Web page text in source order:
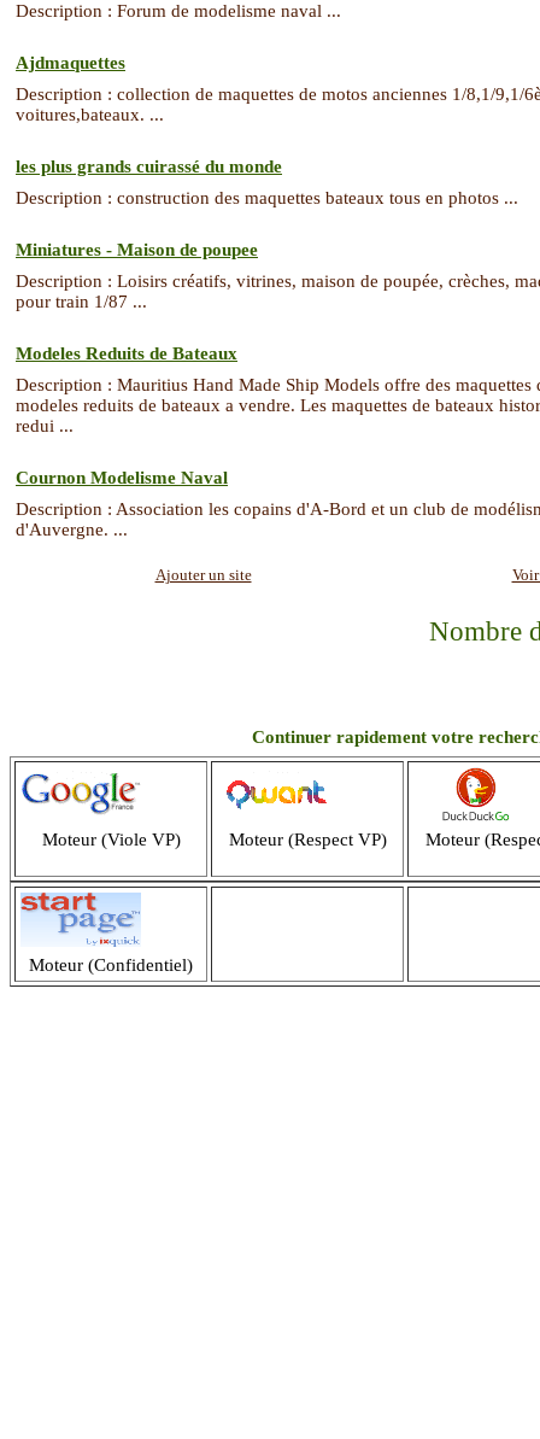
Description : Forum de modelisme naval ...
Ajdmaquettes
Description : collection de maquettes de motos anciennes 1/8,1/9,1/
voitures,bateaux. ...
les plus grands cuirassé du monde
Description : construction des maquettes bateaux tous en photos ...
Miniatures - Maison de poupee
Description : Loisirs créatifs, vitrines, maison de poupée, crèches,
pour train 1/87 ...
Modeles Reduits de Bateaux
Description : Mauritius Hand Made Ship Models offre des maquettes
modeles reduits de bateaux a vendre. Les maquettes de bateaux
redui ...
Cournon Modelisme Naval
Description : Association les copains d'A-Bord et un club de
d'Auvergne. ...
Ajouter un site
Nombre
Continuer rapidement votre
Moteur (Viole VP) Moteur (Respect VP) Moteur
Moteur (Confidentiel)